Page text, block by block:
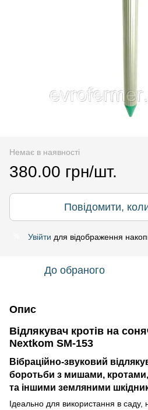
Немає в наявності
380.00 грн/шт.
Повідомити,
Увійти для відображення
До обраного
Опис
Відлякувач кротів на
Nextkom SM-153
Вібраційно-звуковий
боротьби з мишами,
та іншими земляними
Ідеально для використання в саду,